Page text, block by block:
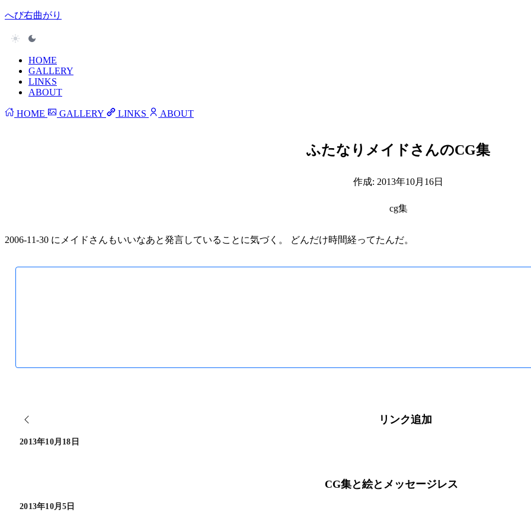
へび右曲がり
HOME
GALLERY
LINKS
ABOUT
HOME GALLERY LINKS ABOUT
ふたなりメイドさんのCG集
作成: 2013年10月16日
cg集
2006-11-30 にメイドさんもいいなあと発言していることに気づく。 どんだけ時間経ってたんだ。
リンク追加
2013年10月18日
CG集と絵とメッセージレス
2013年10月5日